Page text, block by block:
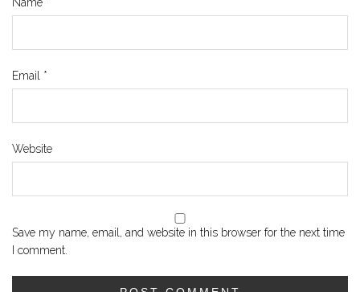
Email *
Website
Save my name, email, and website in this browser for the next time
I comment.